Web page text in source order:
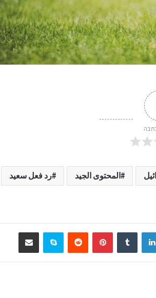
المحتوى الجيد رد فعل سعيد
LinkedIn
Tumblr
Pinterest
Reddit
Skypeשיתוף דרך המייל